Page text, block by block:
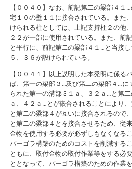
【００４０】なお、前記第二の梁部４１
宅１０の壁１１に接合されている。また
けられる柱としては、上記支持柱２の他、
２２が一部に使用されている。また、前
と平行に、前記第二の梁部４１…と当接し
５、３６が設けられている。
【００４１】以上説明した本発明に係る
ば、第一の梁部３…及び第二の梁部４…に
られた第一の溝部３１ａ、３２ａ…と第二
ａ、４２ａ…とが嵌合されることにより、
と第二の梁部４が互いに接合されるので
と第二の梁部４とを接合させるため、従
金物を使用する必要が必ずしもなくなるこ
パーゴラ構築のためのコストを削減する
ともに、取付金物の取付作業等をする必
ととなって、パーゴラ構築のための作業